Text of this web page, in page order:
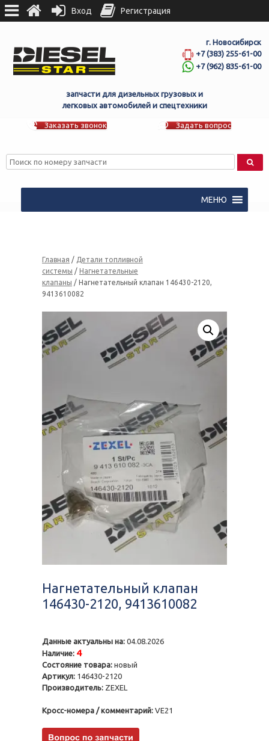
г. Новосибирск
+7 (383) 255-61-00
+7 (962) 835-61-00
запчасти для дизельных грузовых и
легковых автомобилей и спецтехники
Заказать звонок Задать вопрос
МЕНЮ
Главная / Детали топливной
системы / Нагнетательные
клапаны / Нагнетательный клапан 146430-2120,
9413610082
Нагнетательный клапан
146430-2120, 9413610082
Данные актуальны на: 04.08.2026
Наличие: 4
Состояние товара: новый
Артикул: 146430-2120
Производитель: ZEXEL
Кросс-номера / комментарий: VE21
Вход Регистрация